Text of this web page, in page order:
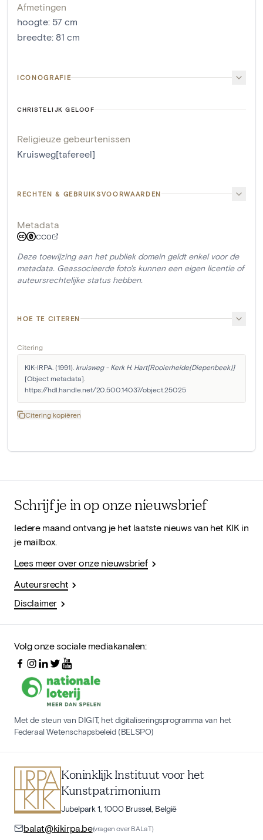
Afmetingen
hoogte: 57 cm
breedte: 81 cm
ICONOGRAFIE
CHRISTELIJK GELOOF
Religieuze gebeurtenissen
Kruisweg[tafereel]
RECHTEN & GEBRUIKSVOORWAARDEN
Metadata
CC0
Deze toewijzing aan het publiek domein geldt enkel voor de
metadata. Geassocieerde foto's kunnen een eigen licentie of
auteursrechtelijke status hebben.
HOE TE CITEREN
Citering
KIK-IRPA. (1991). kruisweg - Kerk H. Hart[Rooierheide(Diepenbeek)]
[Object metadata].
https://hdl.handle.net/20.500.14037/object.25025
Citering kopiëren
Schrijf je in op onze nieuwsbrief
Iedere maand ontvang je het laatste nieuws van het KIK in
je mailbox.
Lees meer over onze nieuwsbrief
Auteursrecht
Disclaimer
Volg onze sociale mediakanalen:
Met de steun van DIGIT, het digitaliseringsprogramma van het
Federaal Wetenschapsbeleid (BELSPO)
Koninklijk Instituut voor het
Kunstpatrimonium
Jubelpark 1, 1000 Brussel, België
balat@kikirpa.be(vragen over BALaT)